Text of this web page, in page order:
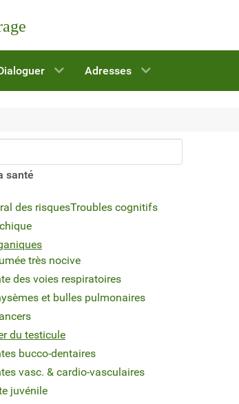
Adresses
santé
des risquesTroubles cognitifs
très nocive
des voies respiratoires
et bulles pulmonaires
du testicule
bucco-dentaires
vasc. & cardio-vasculaires
juvénile